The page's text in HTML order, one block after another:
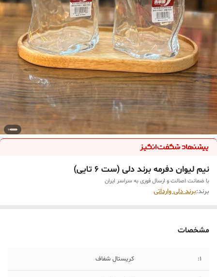
نیم لیوان دفرمه برند دلی (ست ۶ تایی)
با ضمانت اصالت و ارسال فوری به سراسر ایران
برند:برند دلی وارداتی
مشخصات
1: کریستال شفاف